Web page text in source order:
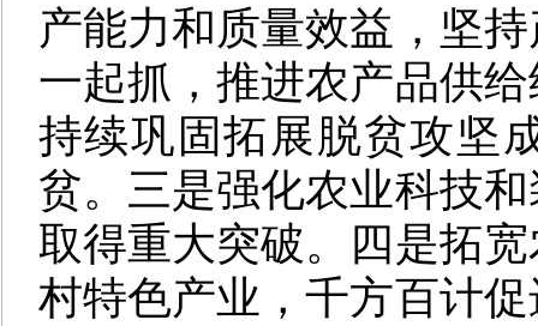
产能力和质量效益，坚
一起抓，推进农产品供
持续巩固拓展脱贫攻坚
贫。三是强化农业科技
取得重大突破。四是拓
村特色产业，千方百计